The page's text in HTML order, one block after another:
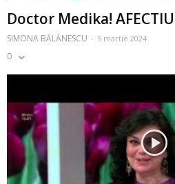
Doctor Medika!
SIMONA BĂLĂNESCU - 5 martie 2024
0